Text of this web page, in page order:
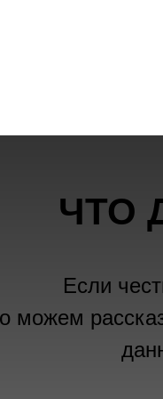
ЧТО
Если
можем